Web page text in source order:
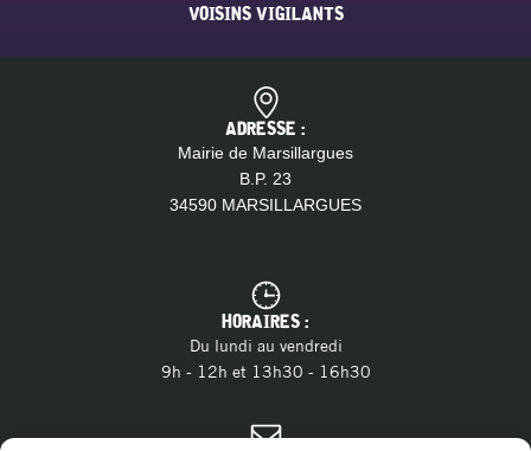
VOISINS VIGILANTS
ADRESSE :
Mairie de Marsillargues
B.P. 23
34590 MARSILLARGUES
HORAIRES :
Du lundi au vendredi
9h - 12h et 13h30 - 16h30